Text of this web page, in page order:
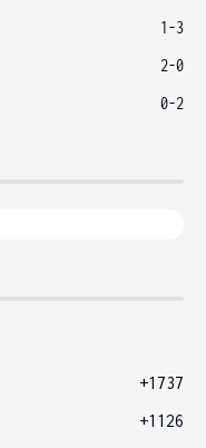
1-3
2-0
0-2
+1737
+1126